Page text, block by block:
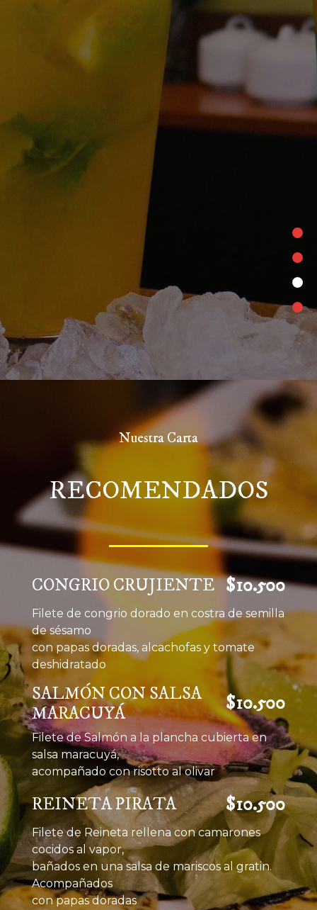
Nuestra Carta
RECOMENDADOS
CONGRIO CRUJIENTE $10.500
Filete de congrio dorado en costra de semilla
de sésamo
con papas doradas, alcachofas y tomate
deshidratado
SALMÓN CON SALSA
MARACUYÁ
$10.500
Filete de Salmón a la plancha cubierta en
salsa maracuyá,
acompañado con risotto al olivar
REINETA PIRATA $10.500
Filete de Reineta rellena con camarones
cocidos al vapor,
bañados en una salsa de mariscos al gratin.
Acompañados
con papas doradas